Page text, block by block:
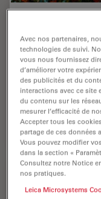
Protein Marker
Explore tumor
dynamics. See
reveals spatial
crucial for
Dec 04, 2023
Avec nos partenaires,
technologies de suivi.
vous nous fournissez
d’améliorer votre
des publicités et du
interactions avec ce site
du contenu sur les
mesurer l’efficacité de
Accepter tous les
partage de ces données
Vous pouvez modifier
dans la section «
Consultez notre Notice
nos pratiques.
Leica Microsystems